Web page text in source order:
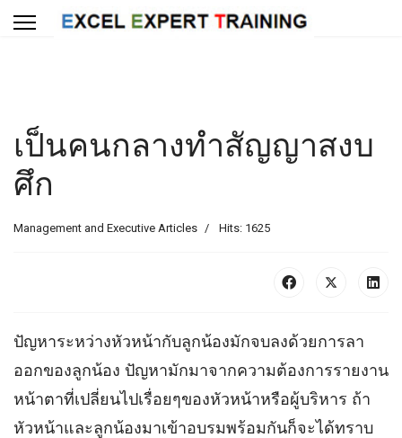
เป็นคนกลางทำสัญญาสงบ
ศึก
Management and Executive Articles Hits: 1625
ปัญหาระหว่างหัวหน้ากับลูกน้องมักจบลงด้วยการลา
ออกของลูกน้อง ปัญหามักมาจากความต้องการรายงาน
หน้าตาที่เปลี่ยนไปเรื่อยๆของหัวหน้าหรือผู้บริหาร ถ้า
หัวหน้าและลูกน้องมาเข้าอบรมพร้อมกันก็จะได้ทราบ